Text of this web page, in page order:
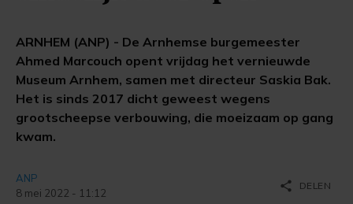
ARNHEM (ANP) - De Arnhemse burgemeester
Ahmed Marcouch opent vrijdag het vernieuwde
Museum Arnhem, samen met directeur Saskia Bak.
Het is sinds 2017 dicht geweest wegens
grootscheepse verbouwing, die moeizaam op gang
kwam.
ANP
8 mei 2022 - 11:12
share DELEN